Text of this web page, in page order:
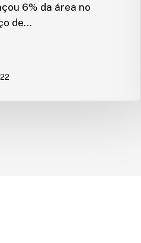
6% da área no
de…